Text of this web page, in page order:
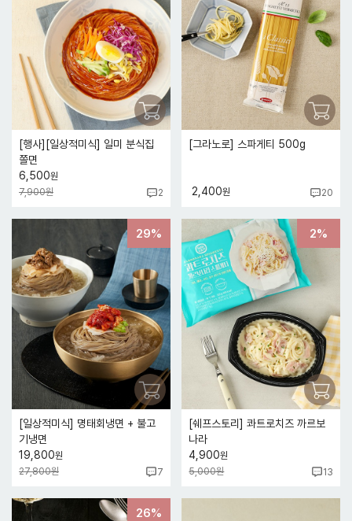
[행사][일상적미식] 일미 분식집
쫄면
6,500원
7,900원
2
[그라노로] 스파게티 500g
2,400원 20
29%
[일상적미식] 명태회냉면 + 불고
기냉면
19,800원
27,800원
7
2%
[쉐프스토리] 콰트로치즈 까르보
나라
4,900원
5,000원
13
26%